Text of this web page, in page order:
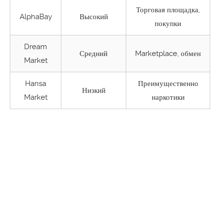
AlphaBay Высокий
Торговая площадка,
покупки
Dream
Market
Средний Marketplace, обмен
Hansa
Market
Низкий
Преимущественно
наркотики